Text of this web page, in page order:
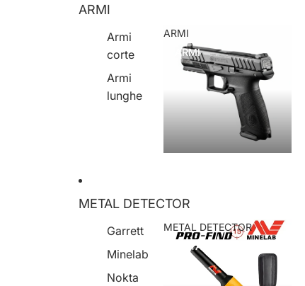
ARMI
Armi
corte
Armi
lunghe
ARMI
ARMI
METAL DETECTOR
Garrett
Minelab
Nokta
METAL DETECTOR
METAL DETECTOR